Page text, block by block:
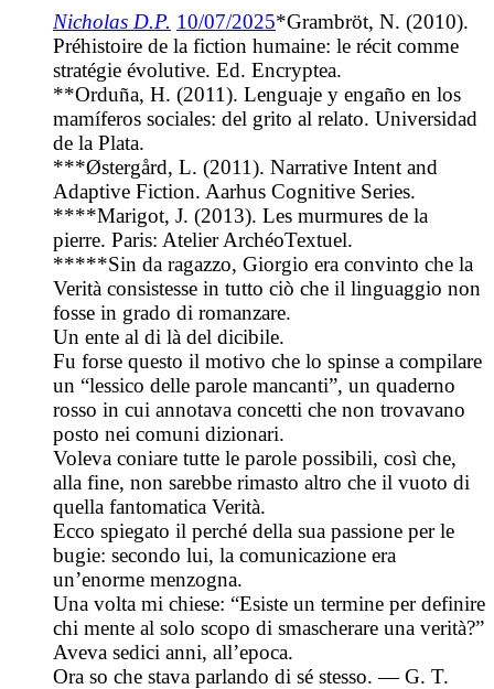
Nicholas D.P. 10/07/2025*Grambröt, N. (2010).
Préhistoire de la fiction humaine: le récit comme
stratégie évolutive. Ed. Encryptea.
**Orduña, H. (2011). Lenguaje y engaño en los
mamíferos sociales: del grito al relato. Universidad
de la Plata.
***Østergård, L. (2011). Narrative Intent and
Adaptive Fiction. Aarhus Cognitive Series.
****Marigot, J. (2013). Les murmures de la
pierre. Paris: Atelier ArchéoTextuel.
*****Sin da ragazzo, Giorgio era convinto che la
Verità consistesse in tutto ciò che il linguaggio non
fosse in grado di romanzare.
Un ente al di là del dicibile.
Fu forse questo il motivo che lo spinse a compilare
un “lessico delle parole mancanti”, un quaderno
rosso in cui annotava concetti che non trovavano
posto nei comuni dizionari.
Voleva coniare tutte le parole possibili, così che,
alla fine, non sarebbe rimasto altro che il vuoto di
quella fantomatica Verità.
Ecco spiegato il perché della sua passione per le
bugie: secondo lui, la comunicazione era
un’enorme menzogna.
Una volta mi chiese: “Esiste un termine per definire
chi mente al solo scopo di smascherare una verità?”
Aveva sedici anni, all’epoca.
Ora so che stava parlando di sé stesso. — G. T.